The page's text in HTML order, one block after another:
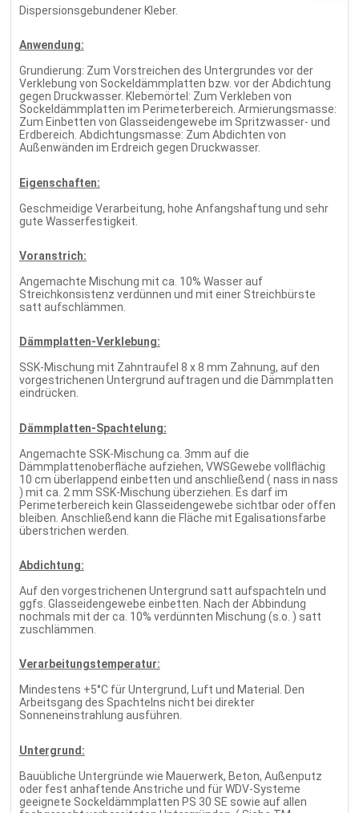
Dispersionsgebundener Kleber.
Anwendung:
Grundierung: Zum Vorstreichen des Untergrundes vor der
Verklebung von Sockeldämmplatten bzw. vor der Abdichtung
gegen Druckwasser. Klebemörtel: Zum Verkleben von
Sockeldämmplatten im Perimeterbereich. Armierungsmasse:
Zum Einbetten von Glasseidengewebe im Spritzwasser- und
Erdbereich. Abdichtungsmasse: Zum Abdichten von
Außenwänden im Erdreich gegen Druckwasser.
Eigenschaften:
Geschmeidige Verarbeitung, hohe Anfangshaftung und sehr
gute Wasserfestigkeit.
Voranstrich:
Angemachte Mischung mit ca. 10% Wasser auf
Streichkonsistenz verdünnen und mit einer Streichbürste
satt aufschlämmen.
Dämmplatten-Verklebung:
SSK-Mischung mit Zahntraufel 8 x 8 mm Zahnung, auf den
vorgestrichenen Untergrund auftragen und die Dämmplatten
eindrücken.
Dämmplatten-Spachtelung:
Angemachte SSK-Mischung ca. 3mm auf die
Dämmplattenoberfläche aufziehen, VWSGewebe vollflächig
10 cm überlappend einbetten und anschließend ( nass in nass
) mit ca. 2 mm SSK-Mischung überziehen. Es darf im
Perimeterbereich kein Glasseidengewebe sichtbar oder offen
bleiben. Anschließend kann die Fläche mit Egalisationsfarbe
überstrichen werden.
Abdichtung:
Auf den vorgestrichenen Untergrund satt aufspachteln und
ggfs. Glasseidengewebe einbetten. Nach der Abbindung
nochmals mit der ca. 10% verdünnten Mischung (s.o. ) satt
zuschlämmen.
Verarbeitungstemperatur:
Mindestens +5°C für Untergrund, Luft und Material. Den
Arbeitsgang des Spachtelns nicht bei direkter
Sonneneinstrahlung ausführen.
Untergrund:
Bauübliche Untergründe wie Mauerwerk, Beton, Außenputz
oder fest anhaftende Anstriche und für WDV-Systeme
geeignete Sockeldämmplatten PS 30 SE sowie auf allen